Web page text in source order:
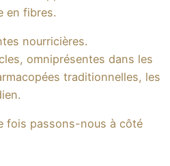
en fibres.
nourricières.
omniprésentes dans les
traditionnelles, les
fois passons-nous à côté